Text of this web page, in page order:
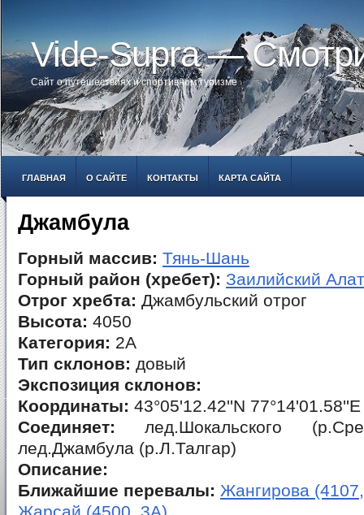
Vide-Supra —
Сайт о путешествиях и спортивном туризме
ГЛАВНАЯ О САЙТЕ КОНТАКТЫ КАРТА САЙТА
Джамбула
Горный массив: Тянь-Шань
Горный район (хребет): Заилийский
Отрог хребта: Джамбульский отрог
Высота: 4050
Категория: 2А
Тип склонов: довый
Экспозиция склонов:
Координаты: 43°05'12.42''N 77°14'01.58''E
Соединяет: лед.Шокальского
лед.Джамбула (р.Л.Талгар)
Описание:
Ближайшие перевалы: Жангирова